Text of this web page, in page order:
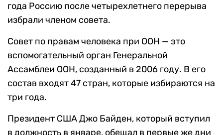
года Россию после четырехлетнего перерыва
избрали членом совета.
Совет по правам человека при ООН — это
вспомогательный орган Генеральной
Ассамблеи ООН, созданный в 2006 году. В его
состав входят 47 стран, которые избираются на
три года.
Президент США Джо Байден, который вступил
в должность в январе, обещал в первые же дни